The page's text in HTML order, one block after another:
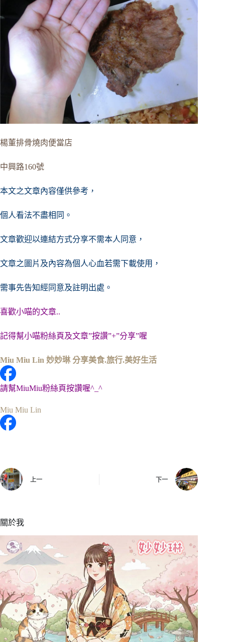
楊董排骨燒肉便當店
中興路160號
本文之文章內容僅供參考，
個人看法不盡相同。
文章歡迎以連結方式分享不需本人同意，
文章之圖片及內容為個人心血若需下載使用，
需事先告知經同意及註明出處。
喜歡小喵的文章..
記得幫小喵粉絲頁及文章”按讚”+”分享”喔
Miu Miu Lin 妙妙琳 分享美食.旅行.美好生活
請幫MiuMiu粉絲頁按讚喔^_^
Miu Miu Lin
上一 下一
關於我